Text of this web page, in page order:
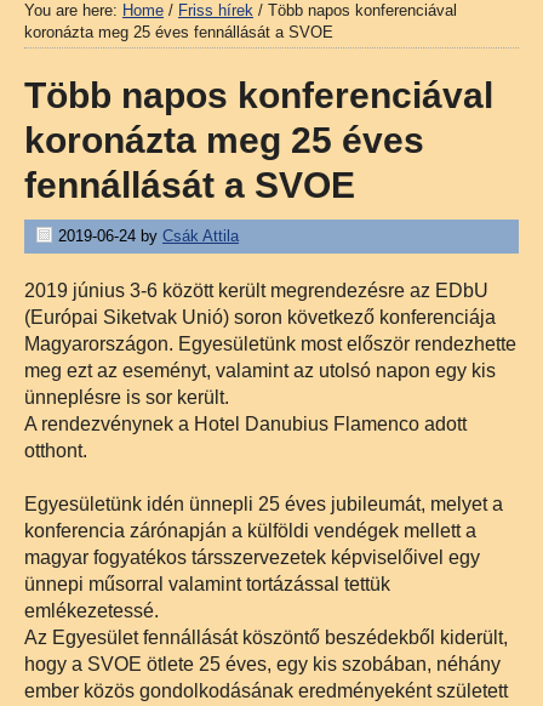
You are here: Home / Friss hírek / Több napos konferenciával
koronázta meg 25 éves fennállását a SVOE
Több napos konferenciával
koronázta meg 25 éves
fennállását a SVOE
2019-06-24 by Csák Attila
2019 június 3-6 között került megrendezésre az EDbU
(Európai Siketvak Unió) soron következő konferenciája
Magyarországon. Egyesületünk most először rendezhette
meg ezt az eseményt, valamint az utolsó napon egy kis
ünneplésre is sor került.
A rendezvénynek a Hotel Danubius Flamenco adott
otthont.
Egyesületünk idén ünnepli 25 éves jubileumát, melyet a
konferencia zárónapján a külföldi vendégek mellett a
magyar fogyatékos társszervezetek képviselőivel egy
ünnepi műsorral valamint tortázással tettük
emlékezetessé.
Az Egyesület fennállását köszöntő beszédekből kiderült,
hogy a SVOE ötlete 25 éves, egy kis szobában, néhány
ember közös gondolkodásának eredményeként született